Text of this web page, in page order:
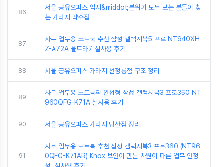
86
서울 공유오피스 입지&middot;분위기 모두 보는 분들이 찾
는 가라지 약수점
87
사무 업무용 노트북 추천 삼성 갤럭시북5 프로 NT940XH
Z-A72A 울트라7 실사용 후기
88 서울 공유오피스 가라지 선정릉점 구조 정리
89
사무 업무용 노트북의 완성형 삼성 갤럭시북3 프로360 NT
960QFG-K71A 실사용 후기
90 서울 공유오피스 가라지 당산점 정리
91
사무 업무용 노트북 추천 삼성 갤럭시북3 프로360 (NT96
0QFG-K71AR) Knox 보안이 만든 차원이 다른 업무 안정